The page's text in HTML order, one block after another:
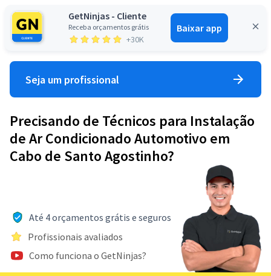
GetNinjas - Cliente
Receba orçamentos grátis
+30K
Baixar app
Entrar
Seja um profissional
Precisando de Técnicos para Instalação
de Ar Condicionado Automotivo em
Cabo de Santo Agostinho?
Até 4 orçamentos grátis e seguros
Profissionais avaliados
Como funciona o GetNinjas?